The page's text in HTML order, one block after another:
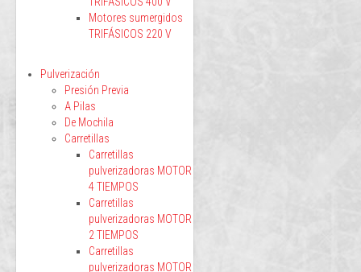
Motores sumergidos
TRIFÁSICOS 220 V
Pulverización
Presión Previa
A Pilas
De Mochila
Carretillas
Carretillas
pulverizadoras MOTOR
4 TIEMPOS
Carretillas
pulverizadoras MOTOR
2 TIEMPOS
Carretillas
pulverizadoras MOTOR